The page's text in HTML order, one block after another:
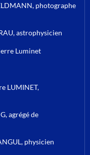
photographe
astrophysicien
Luminet
LUMINET,
agrégé de
physicien